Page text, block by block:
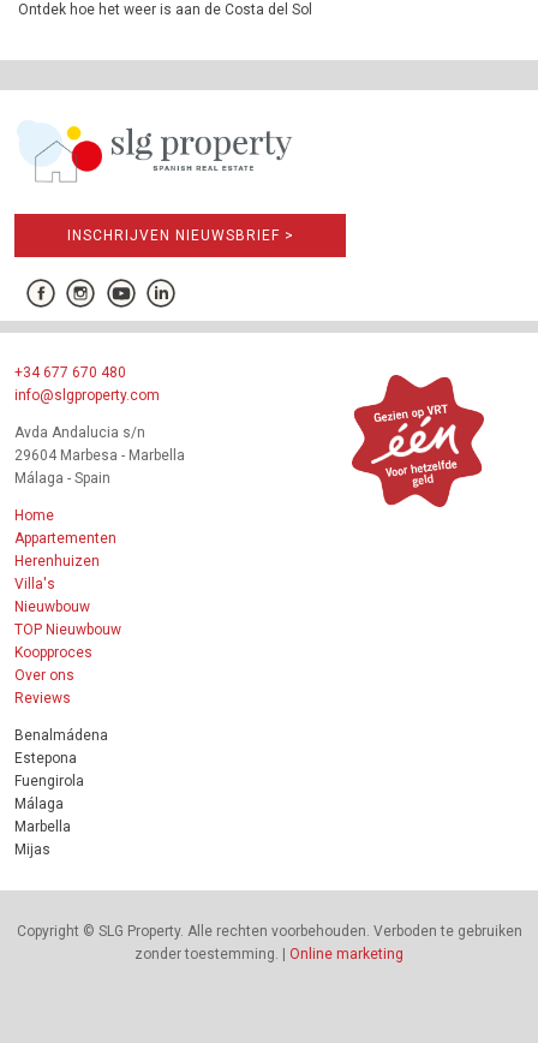
Ontdek hoe het weer is aan de Costa del Sol
INSCHRIJVEN NIEUWSBRIEF >
+34 677 670 480
info@slgproperty.com
Avda Andalucia s/n
29604 Marbesa - Marbella
Málaga - Spain
Home
Appartementen
Herenhuizen
Villa's
Nieuwbouw
TOP Nieuwbouw
Koopproces
Over ons
Reviews
Benalmádena
Estepona
Fuengirola
Málaga
Marbella
Mijas
Copyright © SLG Property. Alle rechten voorbehouden. Verboden te gebruiken
zonder toestemming. | Online marketing